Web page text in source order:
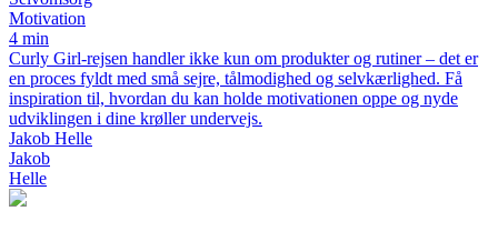
Motivation
4 min
Curly Girl-rejsen handler ikke kun om produkter og rutiner – det er
en proces fyldt med små sejre, tålmodighed og selvkærlighed. Få
inspiration til, hvordan du kan holde motivationen oppe og nyde
udviklingen i dine krøller undervejs.
Jakob Helle
Jakob
Helle